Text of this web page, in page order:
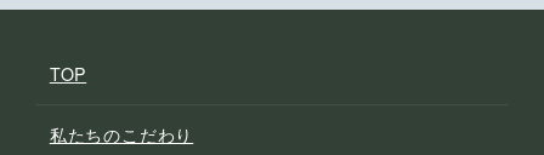
TOP
私たちのこだわり